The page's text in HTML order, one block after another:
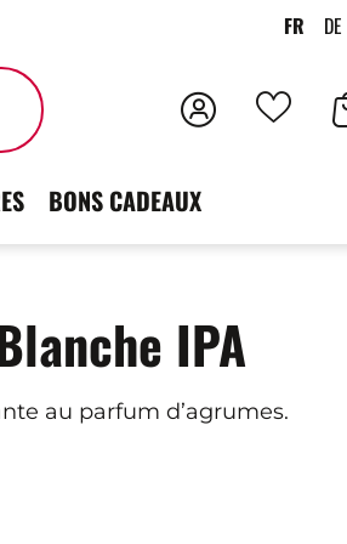
FR DE
BONS CADEAUX
Connexion
Rechercher
IPA
au parfum d’agrumes.